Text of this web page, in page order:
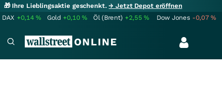
🎁 Ihre Lieblingsaktie geschenkt.→ Jetzt Depot eröffnen
DAX +0,14% Gold +0,10% Öl (Brent) +2,55% Dow Jones -0,07%